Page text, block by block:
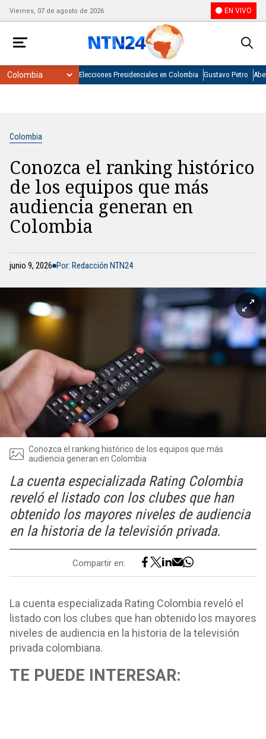
Viernes, 07 de agosto de 2026 EN VIVO
Elecciones Presidenciales en Colombia Gustavo Petro
Colombia
Conozca el ranking histórico
de los equipos que más
audiencia generan en
Colombia
junio 9, 2026 Por: Redacción NTN24
Conozca el ranking histórico de los equipos que más
audiencia generan en Colombia
La cuenta especializada Rating Colombia
reveló el listado con los clubes que han
obtenido los mayores niveles de audiencia
en la historia de la televisión privada.
Compartir en:
La cuenta especializada Rating Colombia reveló el
listado con los clubes que han obtenido los mayores
niveles de audiencia en la historia de la televisión
privada colombiana.
TE PUEDE INTERESAR: